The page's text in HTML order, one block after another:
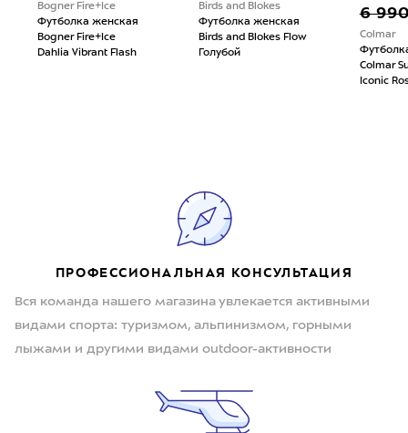
Bogner Fire+Ice
Футболка женская
Bogner Fire+Ice
Dahlia Vibrant Flash
Birds and Blokes
Футболка женская
Birds and Blokes Flow
Голубой
6
Colmar
Colmar
Iconic
ПРОФЕССИОНАЛЬНАЯ КОНСУЛЬТАЦИЯ
Вся команда нашего магазина увлекается активными
видами спорта: туризмом, альпинизмом, горными
лыжами и другими видами outdoor-активности